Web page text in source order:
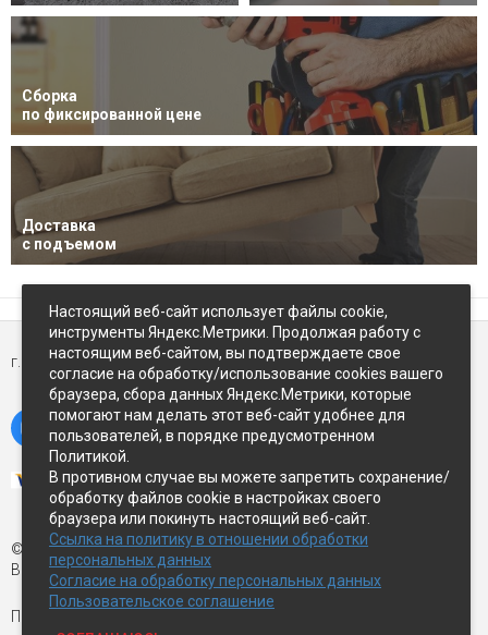
Сборка
по фиксированной цене
Доставка
с подъемом
г. Петропавловск-Камчатский,ул Восточное-шоссе, д.5
© Экспострой, 2026 г.
Все права защищены
Письмо директору:
Настоящий веб-сайт использует файлы cookie,
инструменты Яндекс.Метрики. Продолжая работу с
настоящим веб-сайтом, вы подтверждаете свое
согласие на обработку/использование cookies вашего
браузера, сбора данных Яндекс.Метрики, которые
помогают нам делать этот веб-сайт удобнее для
пользователей, в порядке предусмотренном
Политикой.
В противном случае вы можете запретить сохранение/
обработку файлов cookie в настройках своего
браузера или покинуть настоящий веб-сайт.
Ссылка на политику в отношении обработки
персональных данных
Согласие на обработку персональных данных
Пользовательское соглашение